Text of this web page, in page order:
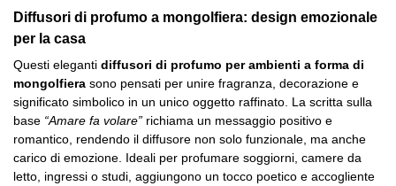
Diffusori di profumo a mongolfiera: design emozionale
per la casa
Questi eleganti diffusori di profumo per ambienti a forma di
mongolfiera sono pensati per unire fragranza, decorazione e
significato simbolico in un unico oggetto raffinato. La scritta sulla
base “Amare fa volare” richiama un messaggio positivo e
romantico, rendendo il diffusore non solo funzionale, ma anche
carico di emozione. Ideali per profumare soggiorni, camere da
letto, ingressi o studi, aggiungono un tocco poetico e accogliente